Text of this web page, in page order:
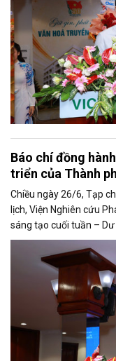
Báo chí đồng
triển của Thành
Chiều ngày 26/6, Tạp
lịch, Viện Nghiên cứu
sáng tạo cuối tuần –
cáo năng lực phát triển
trọng giới thiệu phát
Hội Nhà báo Việt Nam